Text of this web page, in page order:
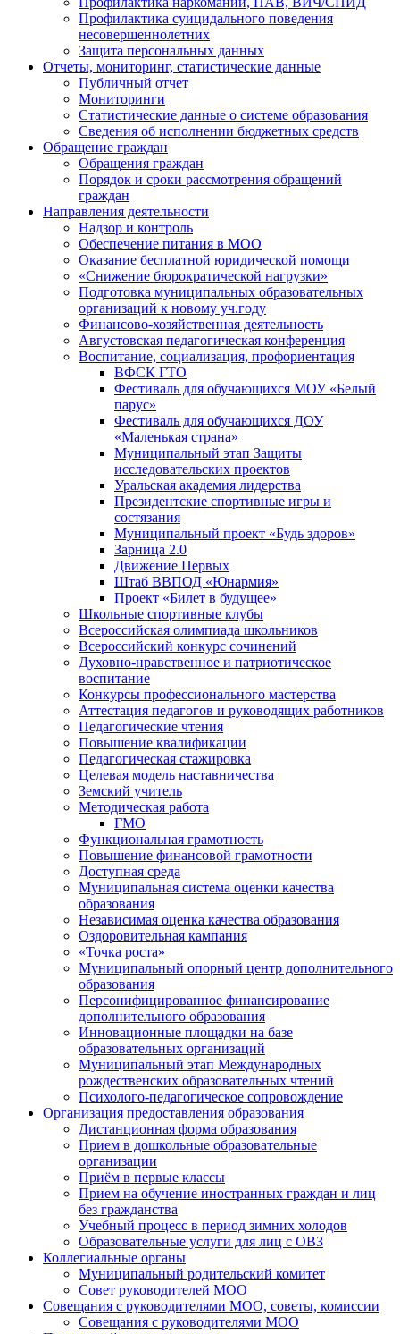
Профилактика суицидального поведения
несовершеннолетних
Защита персональных данных
Отчеты, мониторинг, статистические данные
Публичный отчет
Мониторинги
Статистические данные о системе образования
Сведения об исполнении бюджетных средств
Обращение граждан
Обращения граждан
Порядок и сроки рассмотрения обращений
граждан
Направления деятельности
Надзор и контроль
Обеспечение питания в МОО
Оказание бесплатной юридической помощи
«Снижение бюрократической нагрузки»
Подготовка муниципальных образовательных
организаций к новому уч.году
Финансово-хозяйственная деятельность
Августовская педагогическая конференция
Воспитание, социализация, профориентация
ВФСК ГТО
Фестиваль для обучающихся МОУ «Белый
парус»
Фестиваль для обучающихся ДОУ
«Маленькая страна»
Муниципальный этап Защиты
исследовательских проектов
Уральская академия лидерства
Президентские спортивные игры и
состязания
Муниципальный проект «Будь здоров»
Зарница 2.0
Движение Первых
Штаб ВВПОД «Юнармия»
Проект «Билет в будущее»
Школьные спортивные клубы
Всероссийская олимпиада школьников
Всероссийский конкурс сочинений
Духовно-нравственное и патриотическое
воспитание
Конкурсы профессионального мастерства
Аттестация педагогов и руководящих работников
Педагогические чтения
Повышение квалификации
Педагогическая стажировка
Целевая модель наставничества
Земский учитель
Методическая работа
ГМО
Функциональная грамотность
Повышение финансовой грамотности
Доступная среда
Муниципальная система оценки качества
образования
Независимая оценка качества образования
Оздоровительная кампания
«Точка роста»
Муниципальный опорный центр дополнительного
образования
Персонифицированное финансирование
дополнительного образования
Инновационные площадки на базе
образовательных организаций
Муниципальный этап Международных
рождественских образовательных чтений
Психолого-педагогическое сопровождение
Организация предоставления образования
Дистанционная форма образования
Прием в дошкольные образовательные
организации
Приём в первые классы
Прием на обучение иностранных граждан и лиц
без гражданства
Учебный процесс в период зимних холодов
Образовательные услуги для лиц с ОВЗ
Коллегиальные органы
Муниципальный родительский комитет
Совет руководителей МОО
Совещания с руководителями МОО, советы, комиссии
Совещания с руководителями МОО